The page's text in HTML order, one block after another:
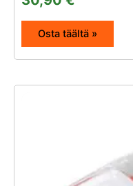
Osta täältä »